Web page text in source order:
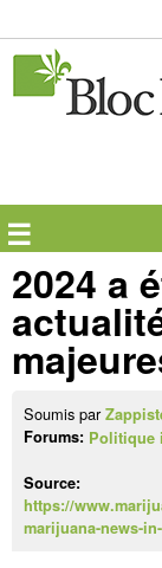
☰
2024 a
Soumis par
Forums: Politique
Source:
https://
marijuana-news-